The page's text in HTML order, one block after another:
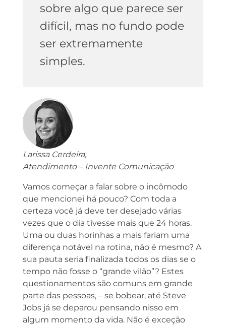
sobre algo que parece ser
difícil, mas no fundo pode
ser extremamente
simples.
Larissa Cerdeira,
Atendimento – Invente Comunicação
Vamos começar a falar sobre o incômodo
que mencionei há pouco? Com toda a
certeza você já deve ter desejado várias
vezes que o dia tivesse mais que 24 horas.
Uma ou duas horinhas a mais fariam uma
diferença notável na rotina, não é mesmo? A
sua pauta seria finalizada todos os dias se o
tempo não fosse o “grande vilão”? Estes
questionamentos são comuns em grande
parte das pessoas, – se bobear, até Steve
Jobs já se deparou pensando nisso em
algum momento da vida. Não é exceção